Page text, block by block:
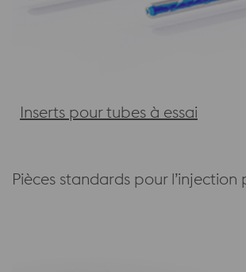
Inserts pour tubes à essai
Pièces standards pour l’injection